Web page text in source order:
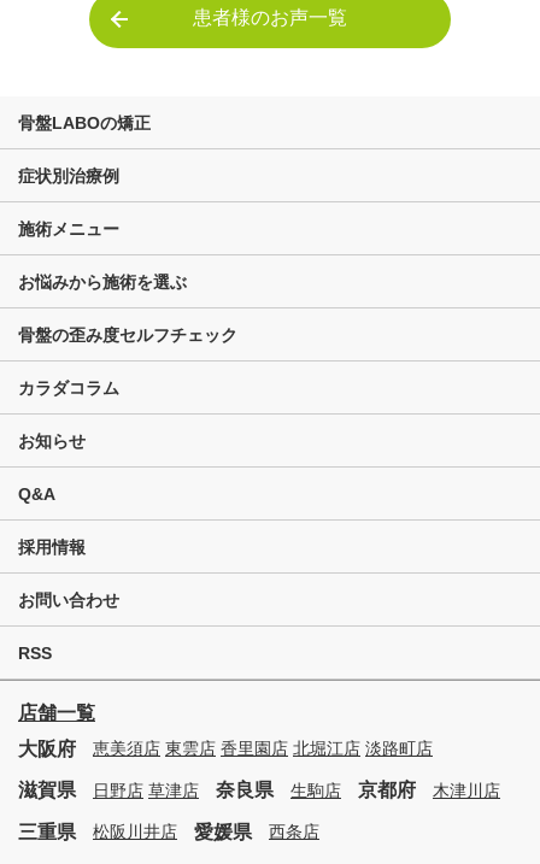
患者様のお声一覧
骨盤LABOの矯正
症状別治療例
施術メニュー
お悩みから施術を選ぶ
骨盤の歪み度セルフチェック
カラダコラム
お知らせ
Q&A
採用情報
お問い合わせ
RSS
店舗一覧
大阪府
恵美須店 東雲店 香里園店 北堀江店 淡路町店
滋賀県 日野店 草津店 奈良県 生駒店 京都府 木津川店
三重県 松阪川井店 愛媛県 西条店